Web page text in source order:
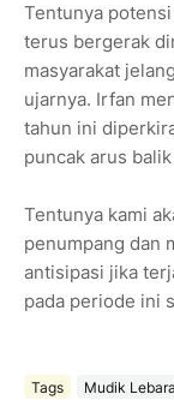
Tentunya
terus bergerak
masyarakat
ujarnya. Irfan
tahun ini
puncak arus
Tentunya kami
penumpang dan
antisipasi jika
pada periode ini
Tags Mudik